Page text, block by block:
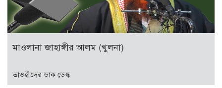
মাওলানা জাহাঙ্গীর আলম (খুলনা)
তাওহীদের ডাক ডেস্ক